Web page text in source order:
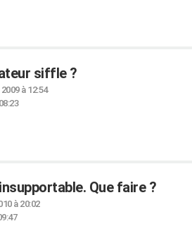
siffle ?
à 12:54
Que faire ?
à 20:02